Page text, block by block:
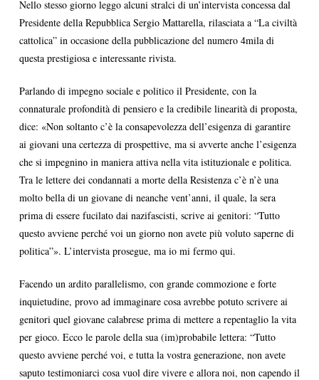
Nello stesso giorno leggo alcuni stralci di un’intervista concessa dal
Presidente della Repubblica Sergio Mattarella, rilasciata a “La civiltà
cattolica” in occasione della pubblicazione del numero 4mila di
questa prestigiosa e interessante rivista.
Parlando di impegno sociale e politico il Presidente, con la
connaturale profondità di pensiero e la credibile linearità di proposta,
dice: «Non soltanto c’è la consapevolezza dell’esigenza di garantire
ai giovani una certezza di prospettive, ma si avverte anche l’esigenza
che si impegnino in maniera attiva nella vita istituzionale e politica.
Tra le lettere dei condannati a morte della Resistenza c’è n’è una
molto bella di un giovane di neanche vent’anni, il quale, la sera
prima di essere fucilato dai nazifascisti, scrive ai genitori: “Tutto
questo avviene perché voi un giorno non avete più voluto saperne di
politica”». L’intervista prosegue, ma io mi fermo qui.
Facendo un ardito parallelismo, con grande commozione e forte
inquietudine, provo ad immaginare cosa avrebbe potuto scrivere ai
genitori quel giovane calabrese prima di mettere a repentaglio la vita
per gioco. Ecco le parole della sua (im)probabile lettera: “Tutto
questo avviene perché voi, e tutta la vostra generazione, non avete
saputo testimoniarci cosa vuol dire vivere e allora noi, non capendo il